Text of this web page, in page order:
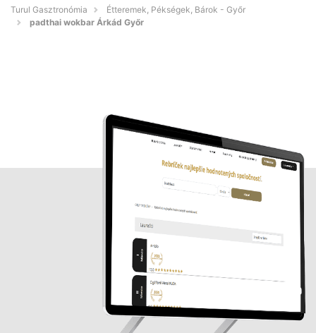
Turul Gasztronómia
Étteremek, Pékségek, Bárok - Győr
padthai wokbar Árkád Győr